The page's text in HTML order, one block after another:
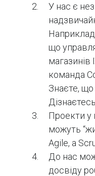
У нас є
що
магазинів
команда
Знаєте,
Проекти у
можуть
Agile, а
До нас
досвіду